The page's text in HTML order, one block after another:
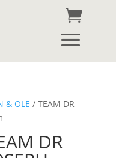
& ÖLE / TEAM DR
DR